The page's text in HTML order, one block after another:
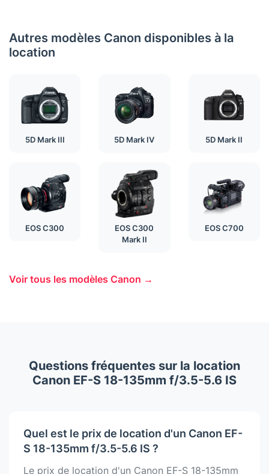
Autres modèles Canon disponibles à la
location
5D Mark III 5D Mark IV 5D Mark II
EOS C300
EOS C300
Mark II
EOS C700
Voir tous les modèles Canon →
Questions fréquentes sur la location
Canon EF-S 18-135mm f/3.5-5.6 IS
Quel est le prix de location d'un Canon EF-
S 18-135mm f/3.5-5.6 IS ?
Le prix de location d'un Canon EF-S 18-135mm